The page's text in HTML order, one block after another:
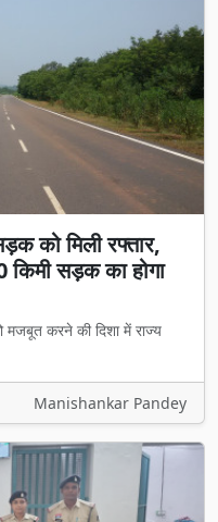
को मिली रफ्तार,
सड़क का होगा
करने की दिशा में राज्य
Manishankar Pandey